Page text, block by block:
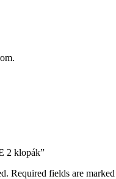
2 klopák”
Required fields are marked